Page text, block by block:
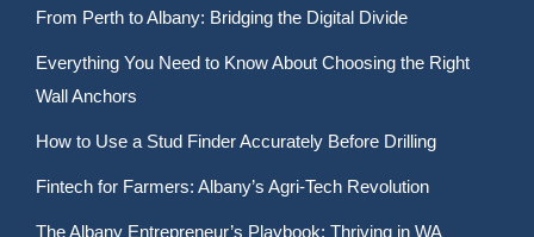
From Perth to Albany: Bridging the Digital Divide
Everything You Need to Know About Choosing the Right
Wall Anchors
How to Use a Stud Finder Accurately Before Drilling
Fintech for Farmers: Albany’s Agri-Tech Revolution
The Albany Entrepreneur’s Playbook: Thriving in WA